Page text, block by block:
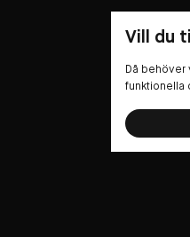
Vill du
Då behöver
funktionella